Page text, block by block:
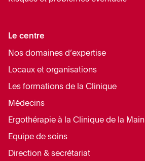
Le centre
Nos domaines d’expertise
Locaux et organisations
Les formations de la Clinique
Médecins
Ergothérapie à la Clinique de la Main
Equipe de soins
Direction & secrétariat